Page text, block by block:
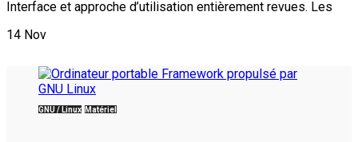
Interface et approche d’utilisation entièrement revues. Les
14 Nov
GNU / Linux Matériel